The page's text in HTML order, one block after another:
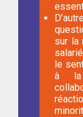
sur la
le
à la